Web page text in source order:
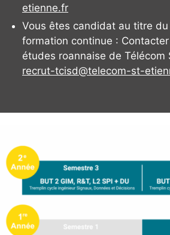
etienne.fr
Vous êtes candidat au titre
formation continue :
études roannaise de Télécom
recrut-tcisd@telecom-st-